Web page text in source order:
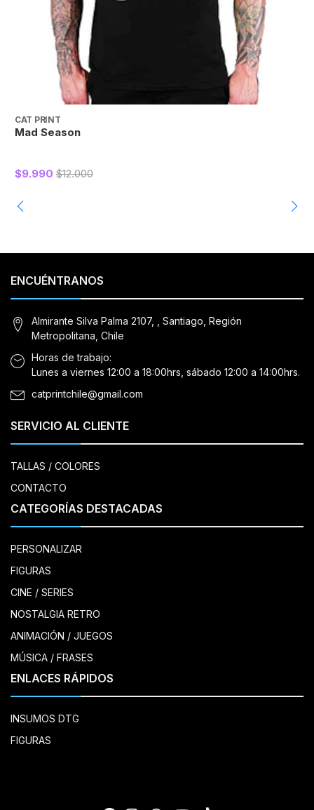
CAT PRINT
Mad Season
$9.990 $12.000
ENCUÉNTRANOS
Almirante Silva Palma 2107, , Santiago, Región
Metropolitana, Chile
Horas de trabajo:
Lunes a viernes 12:00 a 18:00hrs, sábado 12:00 a 14:00hrs.
catprintchile@gmail.com
SERVICIO AL CLIENTE
TALLAS / COLORES
CONTACTO
CATEGORÍAS DESTACADAS
PERSONALIZAR
FIGURAS
CINE / SERIES
NOSTALGIA RETRO
ANIMACIÓN / JUEGOS
MÚSICA / FRASES
ENLACES RÁPIDOS
INSUMOS DTG
FIGURAS